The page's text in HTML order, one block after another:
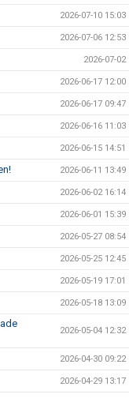
2026-07-10 15:03
2026-07-06 12:53
2026-07-02
2026-06-17 12:00
2026-06-17 09:47
2026-06-16 11:03
2026-06-15 14:51
2026-06-11 13:49
2026-06-02 16:14
2026-06-01 15:39
2026-05-27 08:54
2026-05-25 12:45
2026-05-19 17:01
2026-05-18 13:09
2026-05-04 12:32
2026-04-30 09:22
2026-04-29 13:17